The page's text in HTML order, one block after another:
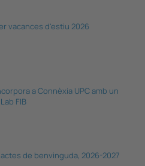
vacances d'estiu 2026
a Connèxia UPC amb un
FIB
de benvinguda, 2026-2027